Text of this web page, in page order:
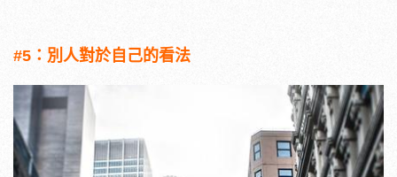
#5：別人對於自己的看法